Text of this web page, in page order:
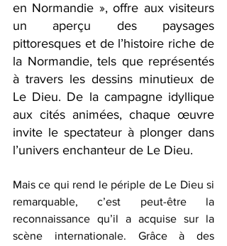
en Normandie », offre aux visiteurs
un aperçu des paysages
pittoresques et de l’histoire riche de
la Normandie, tels que représentés
à travers les dessins minutieux de
Le Dieu. De la campagne idyllique
aux cités animées, chaque œuvre
invite le spectateur à plonger dans
l’univers enchanteur de Le Dieu.
Mais ce qui rend le périple de Le Dieu si
remarquable, c’est peut-être la
reconnaissance qu’il a acquise sur la
scène internationale. Grâce à des